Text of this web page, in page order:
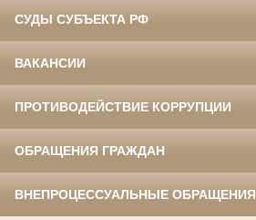
СУДЫ СУБЪЕКТА РФ
ВАКАНСИИ
ПРОТИВОДЕЙСТВИЕ КОРРУПЦИИ
ОБРАЩЕНИЯ ГРАЖДАН
ВНЕПРОЦЕССУАЛЬНЫЕ ОБРАЩЕНИЯ